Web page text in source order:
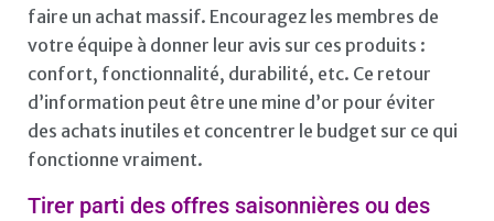
faire un achat massif. Encouragez les membres de
votre équipe à donner leur avis sur ces produits :
confort, fonctionnalité, durabilité, etc. Ce retour
d’information peut être une mine d’or pour éviter
des achats inutiles et concentrer le budget sur ce qui
fonctionne vraiment.
Tirer parti des offres saisonnières ou des